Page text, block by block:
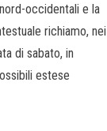
occidentali e la
richiamo, nei
di sabato, in
estese